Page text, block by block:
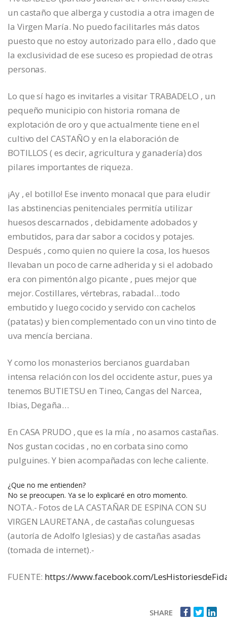
un castaño que alberga y custodia a otra imagen de
la Virgen María. No puedo facilitarles más datos
puesto que no estoy autorizado para ello , dado que
la exclusividad de ese suceso es propiedad de otras
personas.
Lo que sí hago es invitarles a visitar TRABADELO , un
pequeño municipio con historia romana de
explotación de oro y que actualmente tiene en el
cultivo del CASTAÑO y en la elaboración de
BOTILLOS ( es decir, agricultura y ganadería) dos
pilares importantes de riqueza.
¡Ay , el botillo! Ese invento monacal que para eludir
las abstinencias penitenciales permitía utilizar
huesos descarnados , debidamente adobados y
embutidos, para dar sabor a cocidos y potajes.
Después , como quien no quiere la cosa, los huesos
llevaban un poco de carne adherida y si el adobado
era con pimentón algo picante , pues mejor que
mejor. Costillares, vértebras, rabadal…todo
embutido y luego cocido y servido con cachelos
(patatas) y bien complementado con un vino tinto de
uva mencía berciana.
Y como los monasterios bercianos guardaban
intensa relación con los del occidente astur, pues ya
tenemos BUTIETSU en Tineo, Cangas del Narcea,
Ibias, Degaña…
En CASA PRUDO , que es la mía , no asamos castañas.
Nos gustan cocidas , no en corbata sino como
pulguines. Y bien acompañadas con leche caliente.
¿Que no me entienden?
No se preocupen. Ya se lo explicaré en otro momento.
NOTA.- Fotos de LA CASTAÑAR DE ESPINA CON SU
VIRGEN LAURETANA , de castañas colunguesas
(autoría de Adolfo Iglesias) y de castañas asadas
(tomada de internet).-
FUENTE: https://www.facebook.com/
SHARE